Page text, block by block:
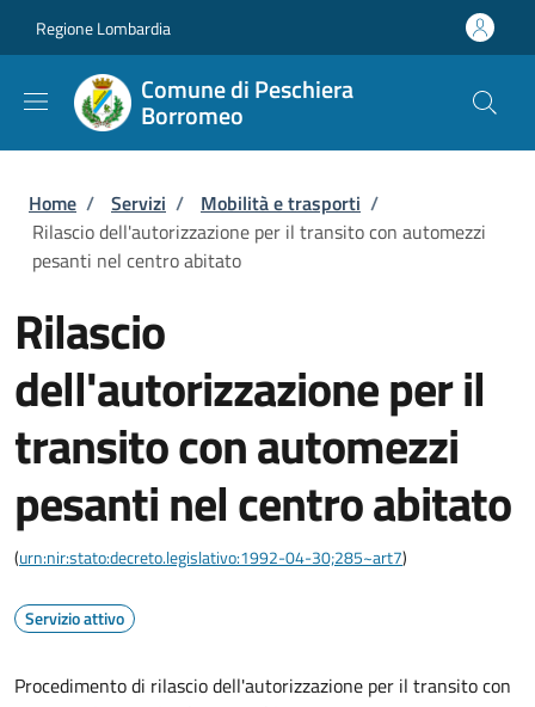
Regione Lombardia
Comune di Peschiera
Borromeo
Briciole di pane
Home / Servizi / Mobilità e trasporti /
Rilascio dell'autorizzazione per il transito con automezzi
pesanti nel centro abitato
Rilascio
dell'autorizzazione per il
transito con automezzi
pesanti nel centro abitato
(urn:nir:stato:decreto.legislativo:1992-04-30;285~art7)
Servizio attivo
Procedimento di rilascio dell'autorizzazione per il transito con